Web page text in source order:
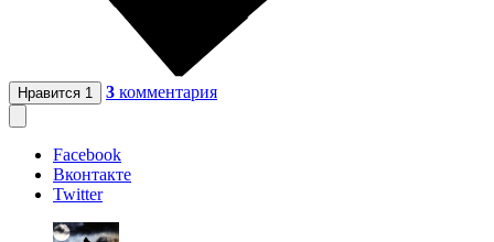
Нравится 1 3 комментария
Facebook
Вконтакте
Twitter